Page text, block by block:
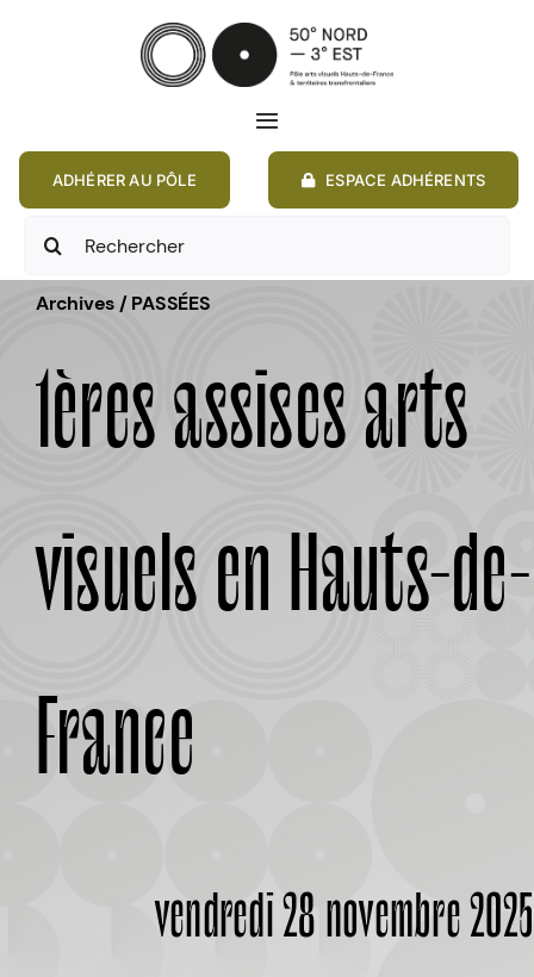
Toggle
Navigation
ANNONCES
À PROPOS
ADHÉRER AU PÔLE ESPACE ADHÉRENTS
Rechercher:
Archives / PASSÉES
1ères assises arts
visuels en Hauts-de-
France
vendredi 28 novembre 2025